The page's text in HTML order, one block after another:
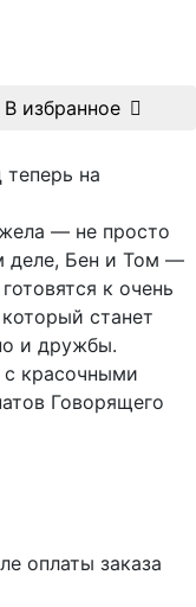
В избранное
на
— не просто
деле, Бен и Том —
к очень
станет
и дружбы.
красочными
Говорящего
оплаты заказа